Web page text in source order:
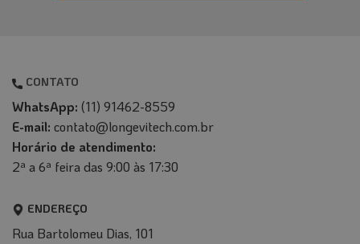
CONTATO
WhatsApp: (11) 91462-8559
E-mail: contato@longevitech.com.br
Horário de atendimento:
2ª a 6ª feira das 9:00 às 17:30
ENDEREÇO
Rua Bartolomeu Dias, 101